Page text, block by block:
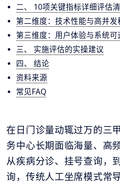
二、 10项关键指标详细评估
第二维度：技术性能与高并发
第三维度：用户体验与系统可
三、 实施评估的实操建议
四、 结论
资料来源
常见FAQ
在日门诊量动辄过万的三
务中心长期面临海量、高
从疾病分诊、挂号查询，
询，传统人工坐席模式常